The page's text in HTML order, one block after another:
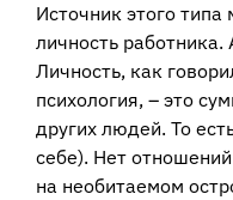
Источник этого
личность работника.
Личность, как
психология, – это
других людей. То
себе). Нет
на необитаемом